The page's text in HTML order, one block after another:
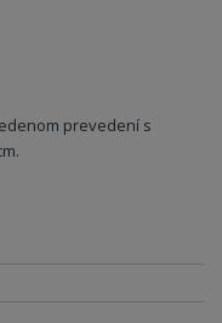
prevedení s